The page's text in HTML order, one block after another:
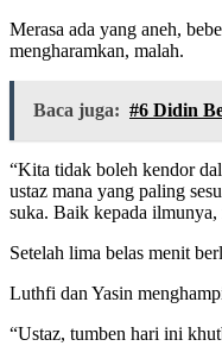
Merasa ada yang aneh,
mengharamkan, malah.
Baca juga: #6 Didin
“Kita tidak boleh kendor
ustaz mana yang paling
suka. Baik kepada ilmunya,
Setelah lima belas menit
Luthfi dan Yasin
“Ustaz, tumben hari ini